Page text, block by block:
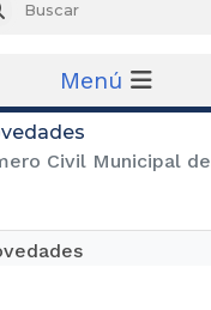
Buscar
Menú
Civil Municipal de